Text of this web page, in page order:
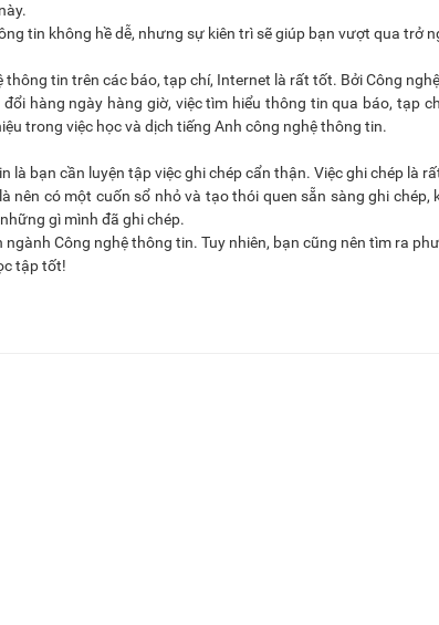
tin không hề dễ, nhưng sự kiên trì sẽ giúp bạn vượt qua trở
tin trên các báo, tạp chí, Internet là rất tốt. Bởi Công
hàng ngày hàng giờ, việc tìm hiểu thông tin qua báo, tạp
trong việc học và dịch tiếng Anh công nghệ thông tin.
bạn cần luyện tập việc ghi chép cẩn thận. Việc ghi chép là
có một cuốn sổ nhỏ và tạo thói quen sẵn sàng ghi chép,
gì mình đã ghi chép.
Công nghệ thông tin. Tuy nhiên, bạn cũng nên tìm ra
tập tốt!